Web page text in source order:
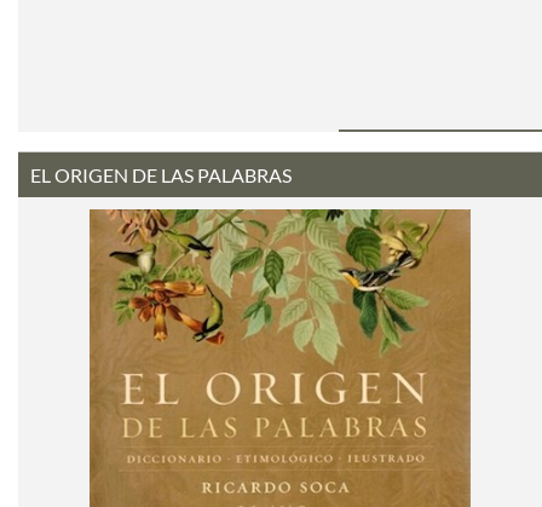
EL ORIGEN DE LAS PALABRAS